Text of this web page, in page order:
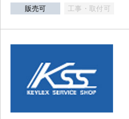
販売可 工事・取付可